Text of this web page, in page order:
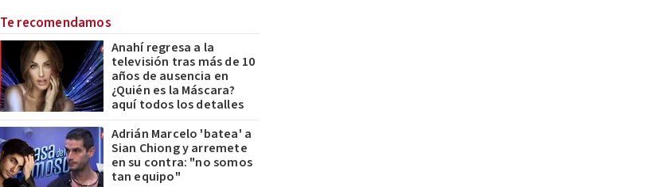
Te recomendamos
Anahí regresa a la
televisión tras más de 10
años de ausencia en
¿Quién es la Máscara?
aquí todos los detalles
Adrián Marcelo 'batea' a
Sian Chiong y arremete
en su contra: "no somos
tan equipo"